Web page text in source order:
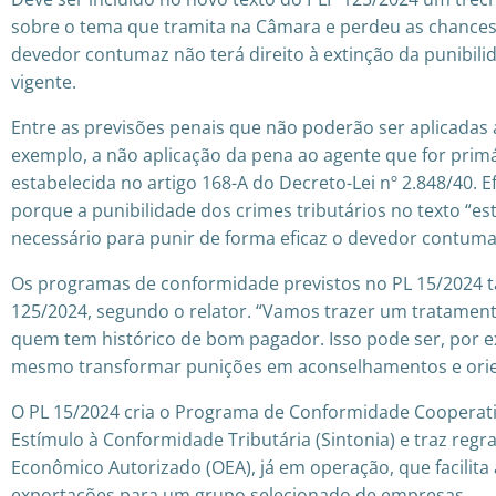
sobre o tema que tramita na Câmara e perdeu as
devedor contumaz não terá direito à extinção da
vigente.
Entre as previsões penais que não poderão ser
exemplo, a não aplicação da pena ao agente que for
estabelecida no artigo 168-A do Decreto-Lei nº 2.848/40.
porque a punibilidade dos crimes tributários no texto
necessário para punir de forma eficaz o devedor
Os programas de conformidade previstos no PL 15/2024
125/2024, segundo o relator. “Vamos trazer um
quem tem histórico de bom pagador. Isso pode ser, por
mesmo transformar punições em aconselhamentos e
O PL 15/2024 cria o Programa de Conformidade
Estímulo à Conformidade Tributária (Sintonia) e traz
Econômico Autorizado (OEA), já em operação, que